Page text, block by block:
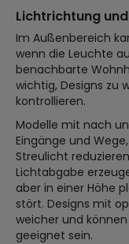
Lichtrichtung
Im Außenbereich
wenn die Leuchte
benachbarte
wichtig, Designs zu
kontrollieren.
Modelle mit nach
Eingänge und
Streulicht
Lichtabgabe
aber in einer Höhe
stört. Designs mit
weicher und
geeignet sein.